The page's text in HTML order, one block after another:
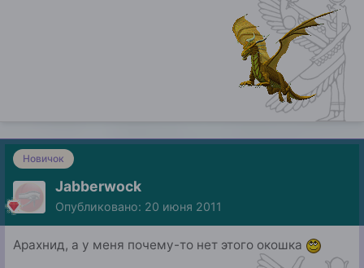
Новичок
Jabberwock
Опубликовано: 20 июня 2011
Арахнид, а у меня почему-то нет этого окошка